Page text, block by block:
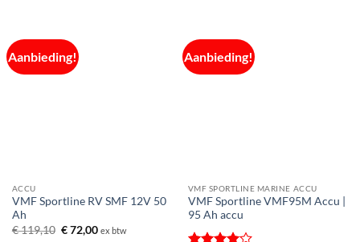
Aanbieding!
ACCU
VMF Sportline RV SMF 12V 50
Ah
€119,10 Oorspronkelijke
€72,00Huidige
ex btw
Aanbieding!
VMF SPORTLINE MARINE ACCU
VMF Sportline VMF95M Accu |
95 Ah accu